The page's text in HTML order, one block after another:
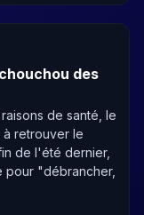
des
de santé, le
à retrouver le
de l'été dernier,
pour "débrancher,